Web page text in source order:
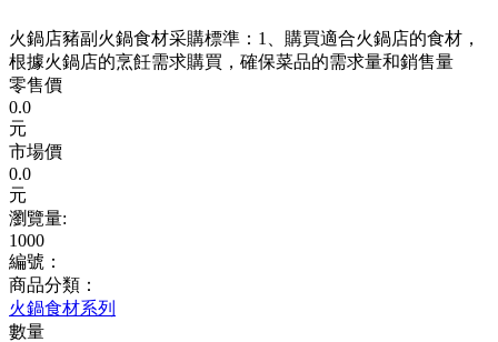
火鍋店豬副火鍋食材采購標準：1、購買適合火鍋店的食材，
根據火鍋店的烹飪需求購買，確保菜品的需求量和銷售量
零售價
0.0
元
市場價
0.0
元
瀏覽量:
1000
編號：
商品分類：
火鍋食材系列
數量